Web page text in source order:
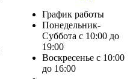
График работы
Понедельник-
Суббота с 10:00 до
19:00
Воскресенье с 10:00
до 16:00